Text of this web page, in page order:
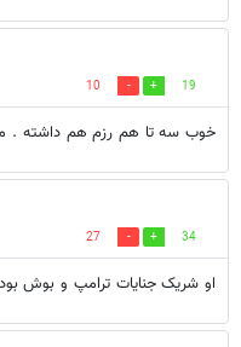
19
10
خوب سه تا هم رزم هم داشته .
34
27
او شریک جنایات ترامپ و بوش